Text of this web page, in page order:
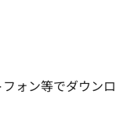
ォン等でダウンロ